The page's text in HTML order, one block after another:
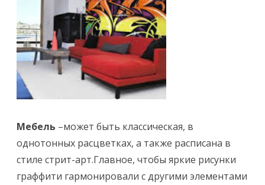
Мебель –может быть классическая, в
однотонных расцветках, а также расписана в
стиле стрит-арт.Главное, чтобы яркие рисунки
граффити гармонировали с другими элементами